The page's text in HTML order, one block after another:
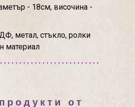
- 18см, височина -
метал, стъкло, ролки
материал
от